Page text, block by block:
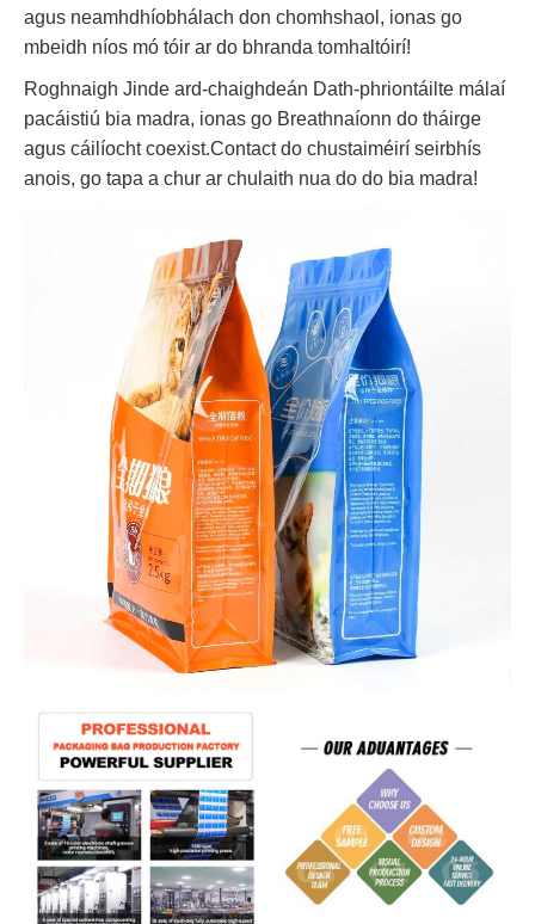
agus neamhdhíobhálach don chomhshaol, ionas go
mbeidh níos mó tóir ar do bhranda tomhaltóirí!
Roghnaigh Jinde ard-chaighdeán Dath-phriontáilte málaí
pacáistiú bia madra, ionas go Breathnaíonn do tháirge
agus cáilíocht coexist.Contact do chustaiméirí seirbhís
anois, go tapa a chur ar chulaith nua do do bia madra!